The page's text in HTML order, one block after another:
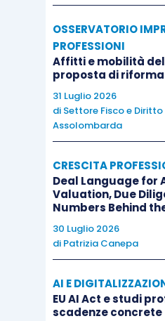
OSSERVATORIO
PROFESSIONI
Affitti e mobilità
proposta di riforma
31 Luglio 2026
di Settore Fisco e Diritto
Assolombarda
CRESCITA
Deal Language for
Valuation, Due
Numbers Behind
30 Luglio 2026
di Patrizia Canepa
AI E
EU AI Act e studi
scadenze concrete